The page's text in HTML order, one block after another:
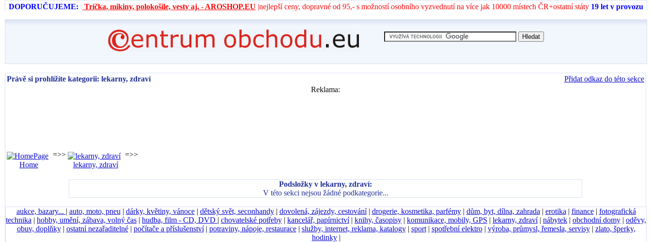
DOPORUČUJEME: Trička, mikiny, polokošile, vesty aj. - AROSHOP.EU |nejlepší ceny, dopravné od 95,- s možností osobního vyzvednutí na více jak 10000 místech ČR+ostatní státy 19 let v provozu
Právě si prohlížíte kategorii: lekarny, zdraví
Přidat odkaz do této sekce
Reklama:
Home
=>>
lekarny, zdraví
=>>
Podsložky v lekarny, zdraví:
V této sekci nejsou žádné podkategorie...
aukce, bazary... | auto, moto, pneu | dárky, květiny, vánoce| dětský svět, seconhandy| dovolená, zájezdy, cestování| drogerie, kosmetika, parfémy| dům, byt, dílna, zahrada | erotika | finance| fotografická
technika | hobby, umění, zábava, volný čas | hudba, film - CD, DVD | chovatelské potřeby | kancelář, papírnictví| knihy, časopisy | komunikace, mobily, GPS | lekarny, zdraví| nábytek | obchodní domy | oděvy,
obuv, doplňky| ostatní nezařaditelné| počítače a příslušenství| potraviny, nápoje, restaurace| služby, internet, reklama, katalogy| sport| spotřební elektro| výroba, průmysl, řemesla, servisy| zlato, šperky,
hodinky|